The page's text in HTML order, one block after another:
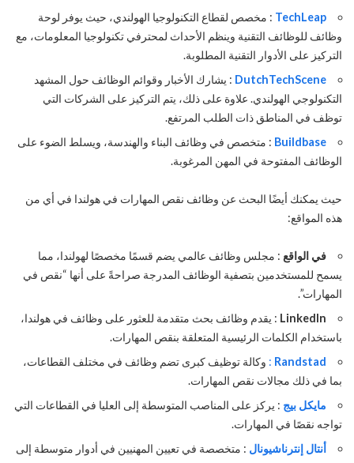
TechLeap : مخصص لقطاع التكنولوجيا الهولندي، حيث يوفر لوحة
وظائف للوظائف التقنية وينظم الأحداث لمحترفي تكنولوجيا المعلومات، مع
التركيز على الأدوار التقنية المطلوبة.
DutchTechScene : يشارك الأخبار وقوائم الوظائف حول المشهد
التكنولوجي الهولندي. علاوة على ذلك، يتم التركيز على الشركات التي
توظف في المناطق ذات الطلب المرتفع.
Buildbase : متخصص في وظائف البناء والهندسة، ويسلط الضوء على
الوظائف المفتوحة في المهن المرغوبة.
حيث يمكنك أيضًا البحث عن وظائف نقص المهارات في هولندا في أي من
هذه المواقع:
في الواقع : مجلس وظائف عالمي يضم قسمًا مخصصًا لهولندا، مما
يسمح للمستخدمين بتصفية الوظائف المدرجة صراحةً على أنها “نقص في
المهارات”.
LinkedIn : يقدم وظائف بحث متقدمة للعثور على وظائف في هولندا،
باستخدام الكلمات الرئيسية المتعلقة بنقص المهارات.
Randstad
: وكالة توظيف كبرى تضم وظائف في مختلف القطاعات،
بما في ذلك مجالات نقص المهارات.
مايكل بيج : يركز على المناصب المتوسطة إلى العليا في القطاعات التي
تواجه نقصًا في المهارات.
أنتال إنترناشيونال : متخصصة في تعيين المهنيين في أدوار متوسطة إلى